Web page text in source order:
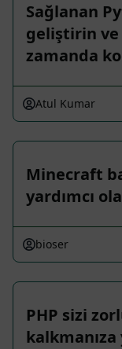
Sağlanan
geliştirin ve
zamanda
Atul Kumar
Minecraft
yardımcı
bioser
PHP sizi